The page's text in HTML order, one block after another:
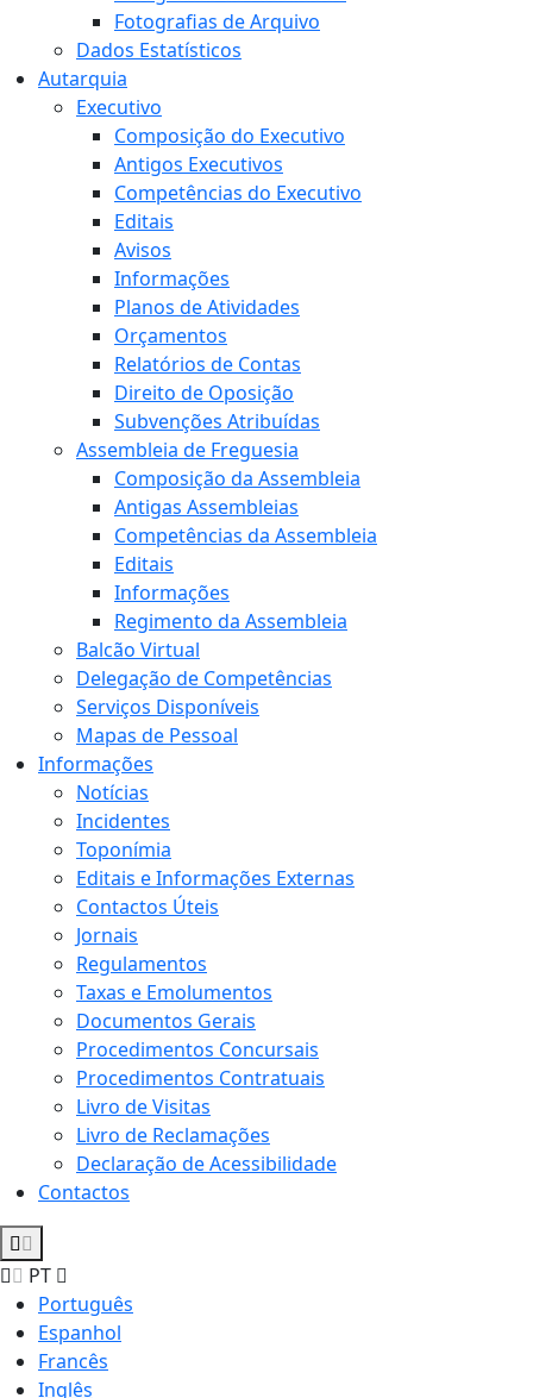
Fotografias de Arquivo
Dados Estatísticos
Autarquia
Executivo
Composição do Executivo
Antigos Executivos
Competências do Executivo
Editais
Avisos
Informações
Planos de Atividades
Orçamentos
Relatórios de Contas
Direito de Oposição
Subvenções Atribuídas
Assembleia de Freguesia
Composição da Assembleia
Antigas Assembleias
Competências da Assembleia
Editais
Informações
Regimento da Assembleia
Balcão Virtual
Delegação de Competências
Serviços Disponíveis
Mapas de Pessoal
Informações
Notícias
Incidentes
Toponímia
Editais e Informações Externas
Contactos Úteis
Jornais
Regulamentos
Taxas e Emolumentos
Documentos Gerais
Procedimentos Concursais
Procedimentos Contratuais
Livro de Visitas
Livro de Reclamações
Declaração de Acessibilidade
Contactos
PT
Português
Espanhol
Francês
Inglês